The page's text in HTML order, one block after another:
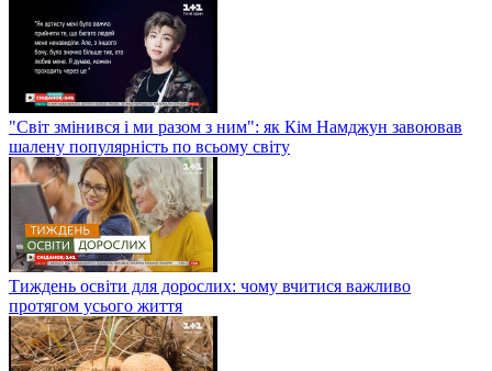
"Світ змінився і ми разом з ним": як Кім Намджун завоював
шалену популярність по всьому світу
Тиждень освіти для дорослих: чому вчитися важливо
протягом усього життя